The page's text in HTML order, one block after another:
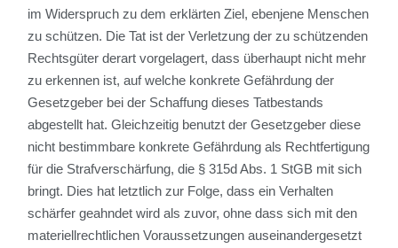
im Widerspruch zu dem erklärten Ziel, ebenjene Menschen
zu schützen. Die Tat ist der Verletzung der zu schützenden
Rechtsgüter derart vorgelagert, dass überhaupt nicht mehr
zu erkennen ist, auf welche konkrete Gefährdung der
Gesetzgeber bei der Schaffung dieses Tatbestands
abgestellt hat. Gleichzeitig benutzt der Gesetzgeber diese
nicht bestimmbare konkrete Gefährdung als Rechtfertigung
für die Strafverschärfung, die § 315d Abs. 1 StGB mit sich
bringt. Dies hat letztlich zur Folge, dass ein Verhalten
schärfer geahndet wird als zuvor, ohne dass sich mit den
materiellrechtlichen Voraussetzungen auseinandergesetzt